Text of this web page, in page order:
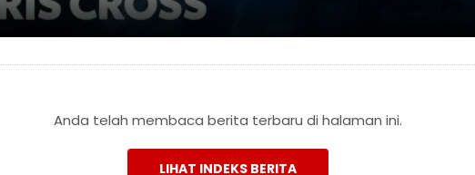
Anda telah membaca berita terbaru di halaman ini.
LIHAT INDEKS BERITA